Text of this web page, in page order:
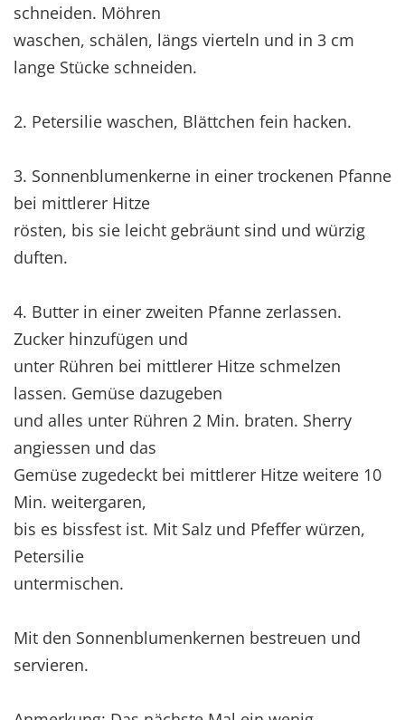
schneiden. Möhren
waschen, schälen, längs vierteln und in 3 cm
lange Stücke schneiden.
2. Petersilie waschen, Blättchen fein hacken.
3. Sonnenblumenkerne in einer trockenen Pfanne
bei mittlerer Hitze
rösten, bis sie leicht gebräunt sind und würzig
duften.
4. Butter in einer zweiten Pfanne zerlassen.
Zucker hinzufügen und
unter Rühren bei mittlerer Hitze schmelzen
lassen. Gemüse dazugeben
und alles unter Rühren 2 Min. braten. Sherry
angiessen und das
Gemüse zugedeckt bei mittlerer Hitze weitere 10
Min. weitergaren,
bis es bissfest ist. Mit Salz und Pfeffer würzen,
Petersilie
untermischen.
Mit den Sonnenblumenkernen bestreuen und
servieren.